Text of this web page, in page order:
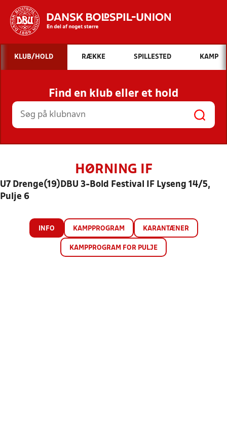
Hvad vil du søge efter?
INDHOLD OG NYHEDER
STILLINGER, RESULTATER, KLUBBER OG
HOLD
KLUB/HOLD RÆKKE SPILLESTED KAMP
Find en klub eller et hold
HØRNING IF
U7 Drenge(19)DBU 3-Bold Festival IF Lyseng 14/5,
Pulje 6
INFO KAMPPROGRAM KARANTÆNER
KAMPPROGRAM FOR PULJE